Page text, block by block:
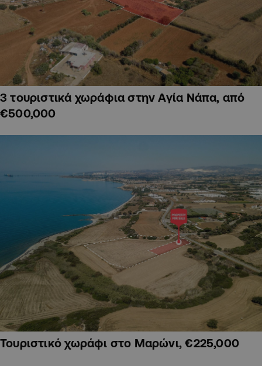
3 τουριστικά χωράφια στην Αγία Νάπα, από
€500,000
Τουριστικό χωράφι στο Μαρώνι, €225,000